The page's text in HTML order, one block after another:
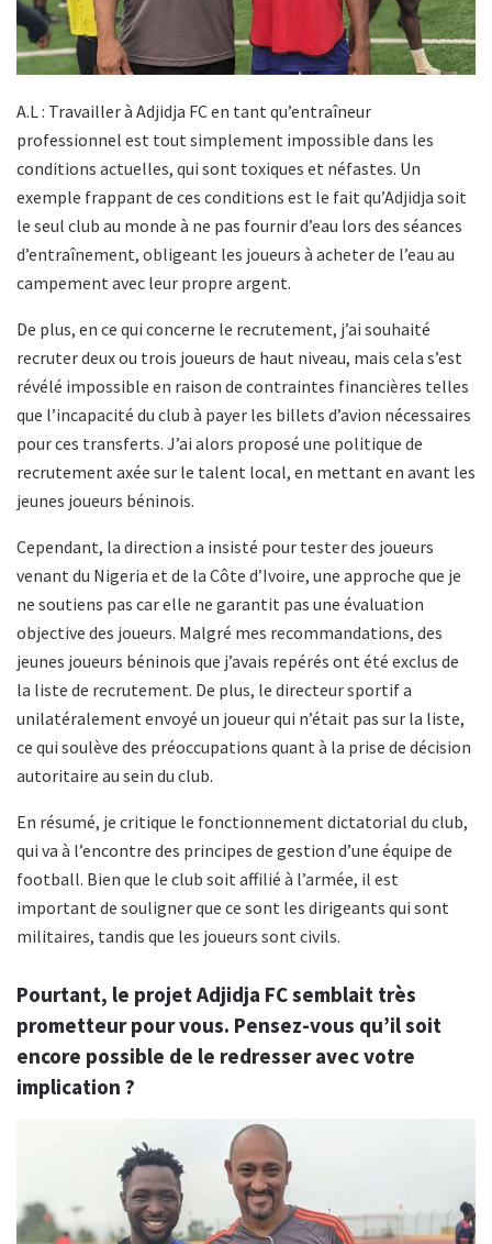
A.L : Travailler à Adjidja FC en tant qu’entraîneur
professionnel est tout simplement impossible dans les
conditions actuelles, qui sont toxiques et néfastes. Un
exemple frappant de ces conditions est le fait qu’Adjidja soit
le seul club au monde à ne pas fournir d’eau lors des séances
d’entraînement, obligeant les joueurs à acheter de l’eau au
campement avec leur propre argent.
De plus, en ce qui concerne le recrutement, j’ai souhaité
recruter deux ou trois joueurs de haut niveau, mais cela s’est
révélé impossible en raison de contraintes financières telles
que l’incapacité du club à payer les billets d’avion nécessaires
pour ces transferts. J’ai alors proposé une politique de
recrutement axée sur le talent local, en mettant en avant les
jeunes joueurs béninois.
Cependant, la direction a insisté pour tester des joueurs
venant du Nigeria et de la Côte d’Ivoire, une approche que je
ne soutiens pas car elle ne garantit pas une évaluation
objective des joueurs. Malgré mes recommandations, des
jeunes joueurs béninois que j’avais repérés ont été exclus de
la liste de recrutement. De plus, le directeur sportif a
unilatéralement envoyé un joueur qui n’était pas sur la liste,
ce qui soulève des préoccupations quant à la prise de décision
autoritaire au sein du club.
En résumé, je critique le fonctionnement dictatorial du club,
qui va à l’encontre des principes de gestion d’une équipe de
football. Bien que le club soit affilié à l’armée, il est
important de souligner que ce sont les dirigeants qui sont
militaires, tandis que les joueurs sont civils.
Pourtant, le projet Adjidja FC semblait très
prometteur pour vous. Pensez-vous qu’il soit
encore possible de le redresser avec votre
implication ?